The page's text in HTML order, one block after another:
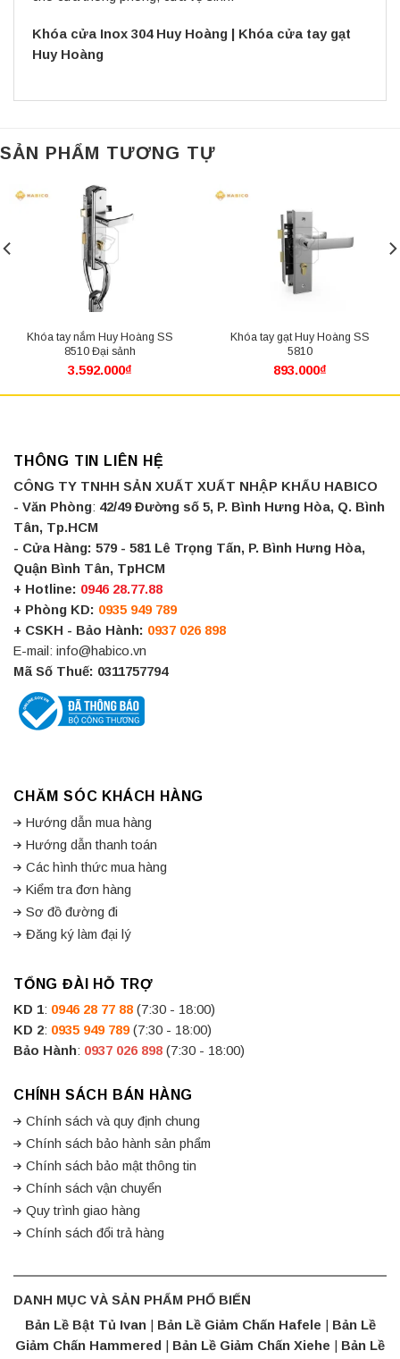
Khóa cửa Inox 304 Huy Hoàng
Khóa cửa tay gạt
Huy Hoàng
SẢN PHẨM TƯƠNG TỰ
Khóa tay nắm Huy Hoàng SS
8510 Đại sảnh
3.592.000₫
Khóa tay gạt Huy Hoàng SS
5810
893.000₫
THÔNG TIN LIÊN HỆ
CÔNG TY TNHH SẢN XUẤT XUẤT NHẬP KHẨU HABICO
- Văn Phòng: 42/49 Đường số 5, P. Bình Hưng Hòa, Q. Bình
Tân, Tp.HCM
- Cửa Hàng: 579 - 581 Lê Trọng Tấn, P. Bình Hưng Hòa,
Quận Bình Tân, TpHCM
+ Hotline: 0946 28.77.88
+ Phòng KD: 0935 949 789
+ CSKH - Bảo Hành: 0937 026 898
E-mail: info@habico.vn
Mã Số Thuế: 0311757794
CHĂM SÓC KHÁCH HÀNG
Hướng dẫn mua hàng
Hướng dẫn thanh toán
Các hình thức mua hàng
Kiểm tra đơn hàng
Sơ đồ đường đi
Đăng ký làm đại lý
TỔNG ĐÀI HỖ TRỢ
KD 1: 0946 28 77 88 (7:30 - 18:00)
KD 2: 0935 949 789 (7:30 - 18:00)
Bảo Hành: 0937 026 898 (7:30 - 18:00)
CHÍNH SÁCH BÁN HÀNG
Chính sách và quy định chung
Chính sách bảo hành sản phẩm
Chính sách bảo mật thông tin
Chính sách vận chuyển
Quy trình giao hàng
Chính sách đổi trả hàng
DANH MỤC VÀ SẢN PHẨM PHỔ BIẾN
Bản Lề Bật Tủ Ivan
Bản Lề Giảm Chấn Hafele
Bản Lề
Giảm Chấn Hammered
Bản Lề Giảm Chấn Xiehe Bản Lề